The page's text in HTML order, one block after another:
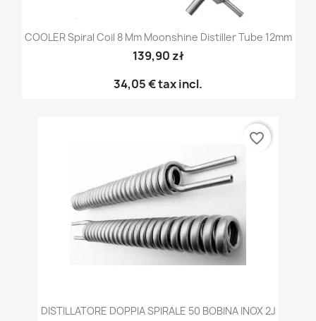
COOLER Spiral Coil 8 Mm Moonshine Distiller Tube 12mm
139,90 zł
34,05 €tax incl.
DISTILLATORE DOPPIA SPIRALE 50 BOBINA INOX 2J
favorite_border